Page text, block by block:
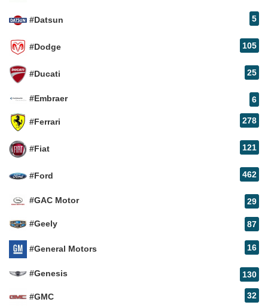
#Datsun 5
#Dodge 105
#Ducati 25
#Embraer 6
#Ferrari 278
#Fiat 121
#Ford 462
#GAC Motor 29
#Geely 87
#General Motors 16
#Genesis 130
#GMC 32